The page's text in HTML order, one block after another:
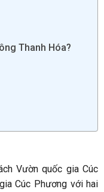
Thanh Hóa?
Vườn quốc gia Cúc
Cúc Phương với hai